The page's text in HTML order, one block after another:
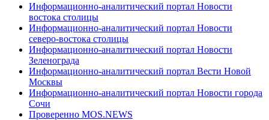
Информационно-аналитический портал Новости
востока столицы
Информационно-аналитический портал Новости
северо-востока столицы
Информационно-аналитический портал Новости
Зеленограда
Информационно-аналитический портал Вести Новой
Москвы
Информационно-аналитический портал Новости города
Сочи
Проверенно MOS.NEWS